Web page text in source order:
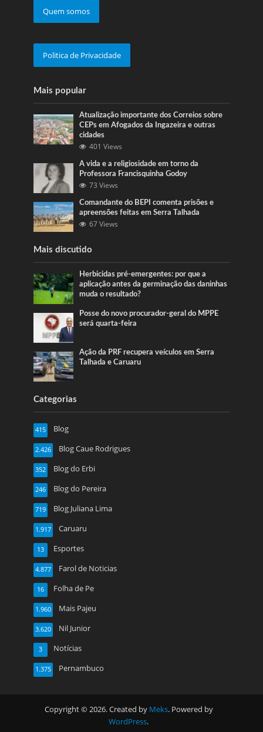
Quem somos
Politica de Privacidade
Mais popular
Atualização importante dos Correios sobre
CEPs em Afogados da Ingazeira e outras
cidades
401 Views
A vida e a religiosidade em torno da
Professora Francisquinha Godoy
73 Views
Comandante do BEPI comenta prisões e
apreensões feitas em Serra Talhada
67 Views
Mais discutido
Herbicidas pré-emergentes: por que a
aplicação antes da germinação das daninhas
muda o resultado?
Posse do novo procurador-geral do MPPE
será quarta-feira
Ação da PRF recupera veículos em Serra
Talhada e Caruaru
Categorias
Blog
415
Blog Caue Rodrigues
2.426
Blog do Erbi
352
Blog do Pereira
246
Blog Juliana Lima
719
Caruaru
1.917
Esportes
13
Farol de Noticias
4.877
Folha de Pe
16
Mais Pajeu
1.960
Nil Junior
3.620
Notícias
3
Pernambuco
1.375
Copyright © 2026. Created by Meks. Powered by
WordPress.